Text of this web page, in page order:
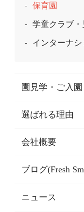
保育園
学童クラブ
インターナ
園見学・ご入
園見学・ご入
東京都認証保
選ばれる理由
選ばれる理由
乳児期・幼児
会社概要
会社概要
ブログ(Fresh
ニュース